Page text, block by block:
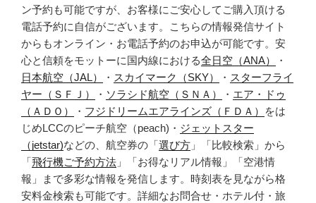
ン予約も可能ですが、お客様にご安心してご購入頂ける
電話予約に自信がございます。こちらの情報発信サイト
からもオンライン・お電話予約のお申込が可能です。安
心と信頼をモットーに国内線における全日空（ANA）
・
日本航空（JAL）
・ スカイマーク（SKY） ・ スターフライ
ヤー（ＳＦＪ）
・ ソラシド航空（ＳＮＡ） ・ エア・ドゥ
（ＡＤＯ）
・ フジドリームエアラインズ（ＦＤＡ）
をは
じめLCCのピーチ航空（peach)・ ジェットスター
（jetstar)などの、航空券の「選び方 」「比較検索」から
「飛行機ご予約方法 」「お得なリアル情報」「空港情
報」まで多彩な情報を発信します。時刻表を見ながら格
安料金検索も可能です。詳細なお問合せ・ホテル付・旅